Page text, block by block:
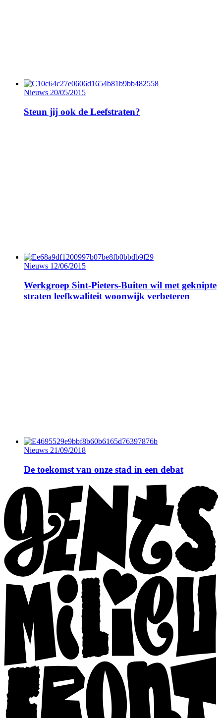
Nieuws 20/05/2015
Steun jij ook de Leefstraten?
Nieuws 12/06/2015
Werkgroep Sint-Pieters-Buiten wil met geknipte
straten leefkwaliteit woonwijk verbeteren
Nieuws 21/09/2018
De toekomst van onze stad in een debat